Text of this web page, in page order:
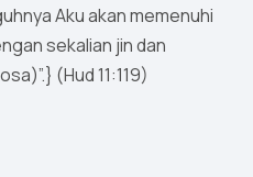
Aku akan memenuhi
sekalian jin dan
(Hud 11:119)